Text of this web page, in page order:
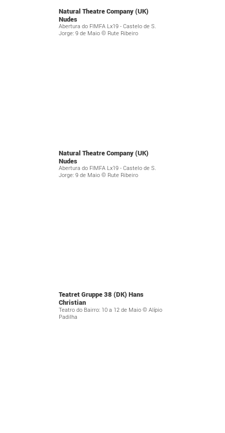
Natural Theatre Company (UK)
Nudes
Abertura do FIMFA Lx19 - Castelo de S.
Jorge: 9 de Maio © Rute Ribeiro
Natural Theatre Company (UK)
Nudes
Abertura do FIMFA Lx19 - Castelo de S.
Jorge: 9 de Maio © Rute Ribeiro
Teatret Gruppe 38 (DK) Hans
Christian
Teatro do Bairro: 10 a 12 de Maio © Alípio
Padilha